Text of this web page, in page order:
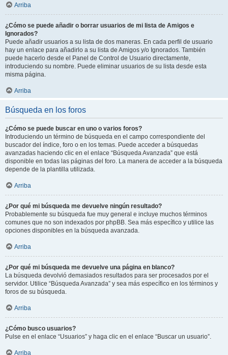
Arriba
¿Cómo se puede añadir o borrar usuarios de mi lista de Amigos e
Ignorados?
Puede añadir usuarios a su lista de dos maneras. En cada perfil de usuario
hay un enlace para añadirlo a su lista de Amigos y/o Ignorados. También
puede hacerlo desde el Panel de Control de Usuario directamente,
introduciendo su nombre. Puede eliminar usuarios de su lista desde esta
misma página.
Arriba
Búsqueda en los foros
¿Cómo se puede buscar en uno o varios foros?
Introduciendo un término de búsqueda en el campo correspondiente del
buscador del índice, foro o en los temas. Puede acceder a búsquedas
avanzadas haciendo clic en el enlace “Búsqueda Avanzada” que está
disponible en todas las páginas del foro. La manera de acceder a la búsqueda
depende de la plantilla utilizada.
Arriba
¿Por qué mi búsqueda me devuelve ningún resultado?
Probablemente su búsqueda fue muy general e incluye muchos términos
comunes que no son indexados por phpBB. Sea más específico y utilice las
opciones disponibles en la búsqueda avanzada.
Arriba
¿Por qué mi búsqueda me devuelve una página en blanco?
La búsqueda devolvió demasiados resultados para ser procesados por el
servidor. Utilice “Búsqueda Avanzada” y sea más específico en los términos y
foros de su búsqueda.
Arriba
¿Cómo busco usuarios?
Pulse en el enlace “Usuarios” y haga clic en el enlace “Buscar un usuario”.
Arriba